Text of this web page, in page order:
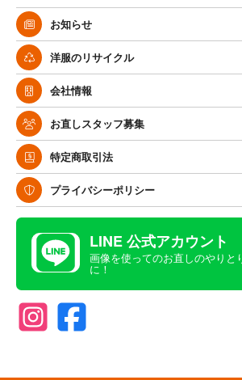
お知らせ
洋服のリサイクル
会社情報
お直しスタッフ募集
特定商取引法
プライバシーポリシー
LINE 公式アカウント
画像を使ってのお直しのやりと
に！